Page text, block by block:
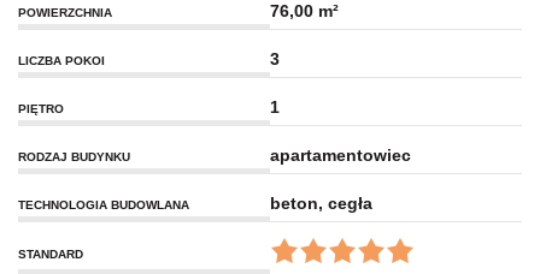
POWIERZCHNIA 76,00 m²
LICZBA POKOI 3
PIĘTRO 1
RODZAJ BUDYNKU apartamentowiec
TECHNOLOGIA BUDOWLANA beton, cegła
STANDARD